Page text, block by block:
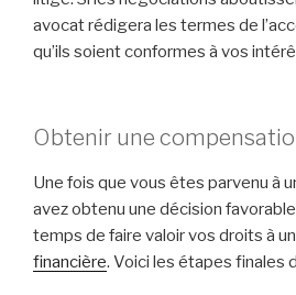
avocat rédigera les termes de
qu’ils soient conformes à vos
Obtenir une
Une fois que vous êtes parvenu à
avez obtenu une décision
temps de faire valoir vos droits à
financière. Voici les étapes finales